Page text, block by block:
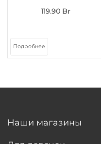
119.90 Br
Подробнее
Наши магазины